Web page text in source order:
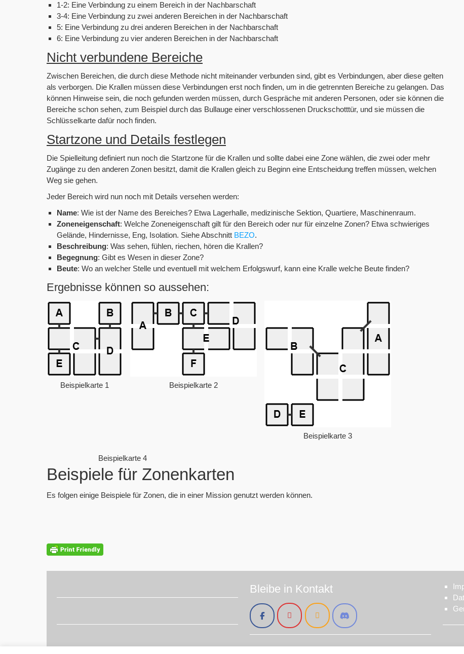
1-2: Eine Verbindung zu einem Bereich in der Nachbarschaft
3-4: Eine Verbindung zu zwei anderen Bereichen in der Nachbarschaft
5: Eine Verbindung zu drei anderen Bereichen in der Nachbarschaft
6: Eine Verbindung zu vier anderen Bereichen in der Nachbarschaft
Nicht verbundene Bereiche
Zwischen Bereichen, die durch diese Methode nicht miteinander verbunden sind, gibt es Verbindungen, aber diese gelten
als verborgen. Die Krallen müssen diese Verbindungen erst noch finden, um in die getrennten Bereiche zu gelangen. Das
können Hinweise sein, die noch gefunden werden müssen, durch Gespräche mit anderen Personen, oder sie können die
Bereiche schon sehen, zum Beispiel durch das Bullauge einer verschlossenen Druckschotttür, und sie müssen die
Schlüsselkarte dafür noch finden.
Startzone und Details festlegen
Die Spielleitung definiert nun noch die Startzone für die Krallen und sollte dabei eine Zone wählen, die zwei oder mehr
Zugänge zu den anderen Zonen besitzt, damit die Krallen gleich zu Beginn eine Entscheidung treffen müssen, welchen
Weg sie gehen.
Jeder Bereich wird nun noch mit Details versehen werden:
Name: Wie ist der Name des Bereiches? Etwa Lagerhalle, medizinische Sektion, Quartiere, Maschinenraum.
Zoneneigenschaft: Welche Zoneneigenschaft gilt für den Bereich oder nur für einzelne Zonen? Etwa schwieriges
Gelände, Hindernisse, Eng, Isolation. Siehe Abschnitt BEZO.
Beschreibung: Was sehen, fühlen, riechen, hören die Krallen?
Begegnung: Gibt es Wesen in dieser Zone?
Beute: Wo an welcher Stelle und eventuell mit welchem Erfolgswurf, kann eine Kralle welche Beute finden?
Ergebnisse können so aussehen:
Beispielkarte 1 Beispielkarte 2
Beispielkarte 3
Beispielkarte 4
Beispiele für Zonenkarten
Es folgen einige Beispiele für Zonen, die in einer Mission genutzt werden können.
Bleibe in Kontakt